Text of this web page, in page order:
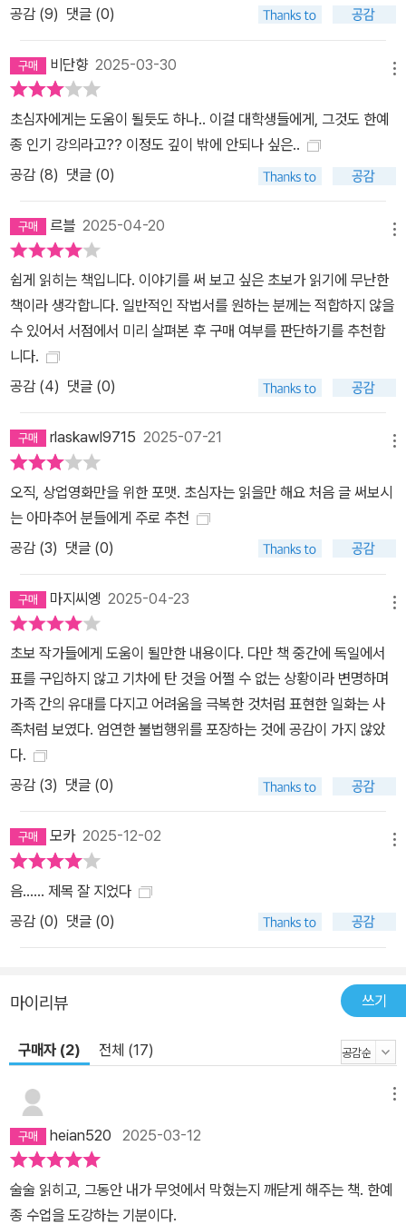
되는 것이다. 이 드라마에는 엄마 외에도 예의 바른 가해자 남편, 조력
자가 되겠다고 나서는 남자 등 복수를 이어 가야 하는 독한 마음에 주
저함을 더하는 방해 요소들이 곳곳에서 등장한다. 그럼에도 이런 것
들에 휘둘리지 않고 나아갈 수 있는 이유는 ‘4줄’이 있기 때문이다. 방
해 요소와 맞서 싸우면서도 계속해서 해결해야 할 질문에 집중하려면
이 4줄을 벗어나선 안 된다. 이야기는 생각보다 상당히 수학적이다.
얼핏 보면 말이 되고 얼핏 보면 설득도 되는 것 같지만, 돈과 시간을
한구석이 삐끗하면 수요자들은 단번에 눈치를 채고 이야기를 걷어차
고 빠져나온다. 정확한 이야기의 안배를 위해서 4줄로 선명히 구분하
고, 각 줄에 필요한 요소를 점검하는 것은 이야기를 구조화하는 데 꼭
필요한 작업이다. 만약 글을 쓰다가 길을 잃었다면, 다시 이 4줄로 돌
아와야 한다. 그래야 다른 길로 새지 않고 다시 목적지를 향해 바르고
품이 정말 많다. 끝에 다다라서야 앞서 이 모든 것이 꿈이었다며 지금
메시지가 뭔지 도통 알 수 없는 애매한 마무리로 이 이야기에 쏟은 애
정과 시간을 허무하게 만드는 식이다. 답을 드러내거나 숨길 순 있어
도, 질문을 던졌다면 반드시 나름의 답을 내야 한다. 그게 바로 이야기
를 통해 작가가 궁극적으로 하고 싶은 말, 세상에 던지고 싶은 메시지
니까. 종종 질문을 던져 놓고 ‘열린 결말’이라는 허울 좋은 핑계를 대
고 수습하지 않는 작가들이 있다. 정말 제대로 열린 결말의 이야기를
만들었다면 작가에겐 A라는 결말과 B라는 결말이 모두 있어야 한다.
그리고 사람들은 결말에 의문을 품지 않는다. 이미 작가가 열어 놓은
갈림길 위에 서서 각자의 결말을 향해 걸었을 테니까. 그렇지 않다면,
그 결말은 열린 결말이 아니라 ‘없는 결말’이었을 가능성이 높다. 결말
을 고민할 때 작가가 쉽게 놓치는 건 이뿐만이 아니다. 해피 엔딩이라
고 할 때의 ‘행복한 주체’는 과연 누구냐 하는 문제도 고민해 봐야 한
다. 주인공이 죽거나 불행해지면 새드 엔딩, 살거나 행복해지면 해피
엔딩일까? 단순하게 생각하면 맞는 것 같지만, 작가라면 다르게 생각
이 죽는다. 심지어 주인공도. 그런데 사람들은 이 영화가 새드 엔딩이
라고 말하지 않는다. 오히려 해피 엔딩이라는 데 의심의 여지가 없다.
실현되었기 때문이다. 그는 자신이 살기를 욕망한 적이 없다. ‘죽는
다’는 사실은 슬프지만 작가는 ‘죽는다’라는 말에 매몰돼서는 안 된다.
수 있어야 한다. 주인공이 자신이 이루고자 하는 성취에 다가간 것이
니 이 결말은 해피 엔딩인 것이다. 이야기가 용두사미가 되는 이유는,
급해서 그렇다. 진짜 작가라면, 끝까지 주인공의 변화에서 눈을 떼선
막 순간까지 와야, 그때야말로 이야기는 끝이 난다. 작가는 주인공을
헛고생시키지 않도록, 관객들이 끝까지 주인공의 여정에 함께하도록
책임을 다해야 한다.
공감 (9) 댓글 (0)
비단향2025-03-30
초심자에게는 도움이 될듯도 하나.. 이걸 대학생들에게, 그것도 한예
종 인기 강의라고?? 이정도 깊이 밖에 안되나 싶은..
공감 (8) 댓글 (0)
르블 2025-04-20
쉽게 읽히는 책입니다. 이야기를 써 보고 싶은 초보가 읽기에 무난한
책이라 생각합니다. 일반적인 작법서를 원하는 분께는 적합하지 않을
수 있어서 서점에서 미리 살펴본 후 구매 여부를 판단하기를 추천합
니다.
공감 (4) 댓글 (0)
rlaskawl9715 2025-07-21
오직, 상업영화만을 위한 포맷. 초심자는 읽을만 해요 처음 글 써보시
는 아마추어 분들에게 주로 추천
공감 (3) 댓글 (0)
마지씨엥 2025-04-23
초보 작가들에게 도움이 될만한 내용이다. 다만 책 중간에 독일에서
표를 구입하지 않고 기차에 탄 것을 어쩔 수 없는 상황이라 변명하며
가족 간의 유대를 다지고 어려움을 극복한 것처럼 표현한 일화는 사
족처럼 보였다. 엄연한 불법행위를 포장하는 것에 공감이 가지 않았
다.
공감 (3) 댓글 (0)
모카2025-12-02
음...... 제목 잘 지었다
공감 (0) 댓글 (0)
마이리뷰 쓰기
구매자 (2) 전체 (17)
heian520 2025-03-12
술술 읽히고, 그동안 내가 무엇에서 막혔는지 깨닫게 해주는 책. 한예
종 수업을 도강하는 기분이다.